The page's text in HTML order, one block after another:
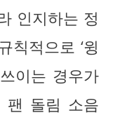
인지하는 정
칙적으로 ‘윙
이는 경우가
팬 돌림 소음